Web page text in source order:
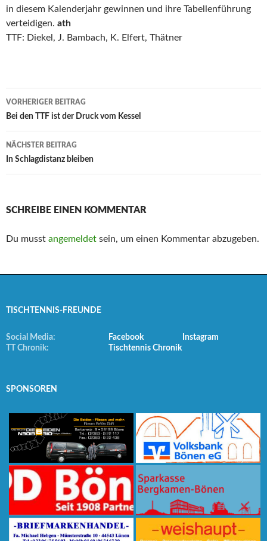
in diesem Kalenderjahr gewinnen und ihre Tabellenführung
verteidigen. ath
TTF: Diekel, J. Bambach, K. Elfert, Thätner
Beitrags-
Navigation
VORHERIGER BEITRAG
Bei den TTF ist der Druck vom Kessel
NÄCHSTER BEITRAG
In Schlagdistanz bleiben
SCHREIBE EINEN KOMMENTAR
Du musst angemeldet sein, um einen Kommentar abzugeben.
TISCHTENNIS-FREUNDE
Social Media: Facebook
Instagram
TT Chronik:
Tischtennis Chronik
SPONSOREN